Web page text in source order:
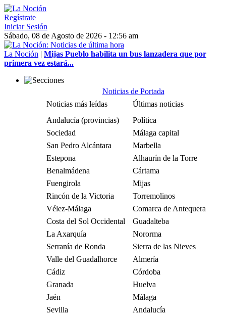
Regístrate
Iniciar Sesión
Sábado, 08 de Agosto de 2026 - 12:56 am
La Noción | Mijas Pueblo habilita un bus lanzadera que por
primera vez estará...
Noticias de Portada
Noticias más leídas
Últimas noticias
Andalucía (provincias)
Política
Sociedad
Málaga capital
San Pedro Alcántara
Marbella
Estepona
Alhaurín de la Torre
Benalmádena
Cártama
Fuengirola
Mijas
Rincón de la Victoria
Torremolinos
Vélez-Málaga
Comarca de Antequera
Costa del Sol Occidental
Guadalteba
La Axarquía
Nororma
Serranía de Ronda
Sierra de las Nieves
Valle del Guadalhorce
Almería
Cádiz
Córdoba
Granada
Huelva
Jaén
Málaga
Sevilla
Andalucía